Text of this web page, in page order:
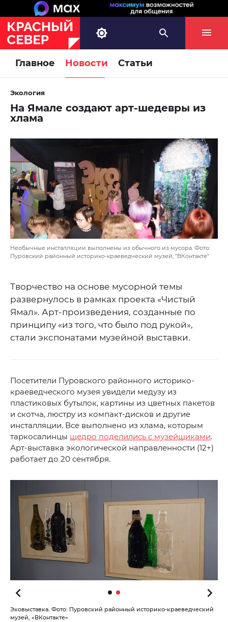
Главное Новости Статьи
Экология
На Ямале создают арт-шедевры из
хлама
Необычные инсталляции выполнены из обычного из мусора. Фото:
Пуровский районный историко-краеведческий музей, "ВКонтакте"
Творчество на основе мусорной темы
развернулось в рамках проекта «Чистый
Ямал». Арт-произведения, созданные по
принципу «из того, что было под рукой»,
стали экспонатами музейной выставки.
Посетители Пуровского районного историко-
краеведческого музея увидели медузу из
пластиковых бутылок, картины из цветных пакетов
и скотча, люстру из компакт-дисков и другие
инсталляции. Все выполнено из хлама, которым
таркосалинцы щедро поделились с музейщиками.
Арт-выставка экологической направленности (12+)
работает до 20 сентября.
Эковыставка. Фото: Пуровский районный историко-краеведческий
музей, «ВКонтакте»